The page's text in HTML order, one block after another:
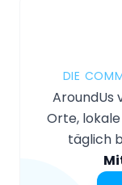
DIE
AroundUs
Orte,
täglich